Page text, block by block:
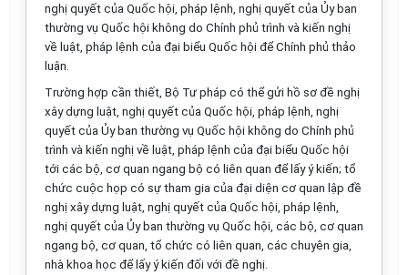
nghị quyết của Quốc hội, pháp lệnh, nghị quyết của Ủyban
thường vụ Quốc hội không do Chính phủ trình và kiến nghị
về luật, pháp lệnh của đại biểu Quốc hội để Chính phủ thảo
luận.
Trường hợp cần thiết, Bộ Tư pháp có thể gửi hồ sơ đề nghị
xây dựng luật, nghị quyết của Quốc hội, pháp lệnh, nghị
quyết của Ủy ban thường vụ Quốc hội không do Chính phủ
trình và kiến nghị về luật, pháp lệnh của đại biểu Quốc hội
tới các bộ, cơ quan ngang bộ có liên quan để lấy ý kiến; tổ
chức cuộc họp có sự tham gia của đại diện cơ quan lập đề
nghị xây dựng luật, nghị quyết của Quốc hội, pháp lệnh,
nghị quyết của Ủy ban thường vụ Quốc hội, các bộ, cơ quan
ngang bộ, cơ quan, tổ chức có liên quan, các chuyên gia,
nhà khoa học để ấy ý kiến đối với đề nghị.